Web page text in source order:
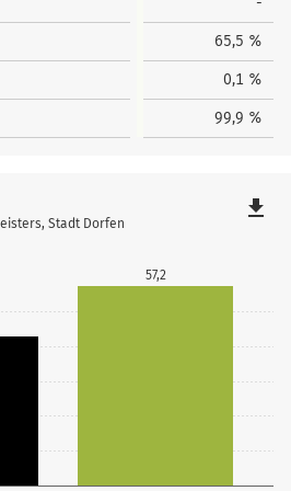
65,5 %
0,1 %
99,9 %
57,2
Stadt Dorfen
file_download